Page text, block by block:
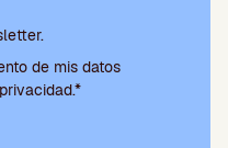
a la newsletter
de mis datos